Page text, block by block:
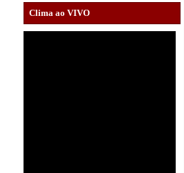
Clima ao VIVO